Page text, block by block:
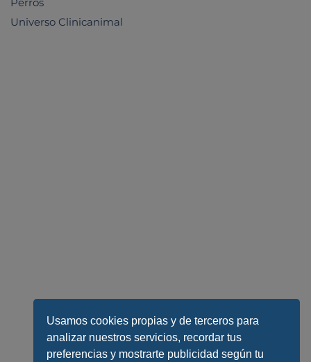
Perros
Universo Clinicanimal
Usamos cookies propias y de terceros para
analizar nuestros servicios, recordar tus
preferencias y mostrarte publicidad según tu